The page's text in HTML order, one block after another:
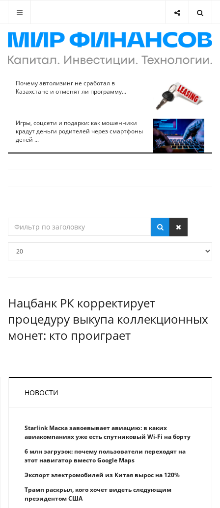
Почему автолизинг не сработал в
Казахстане и отменят ли программу...
Игры, соцсети и подарки: как мошенники
крадут деньги родителей через смартфоны
детей ...
по
Нацбанк РК корректирует
процедуру выкупа коллекционных
монет: кто проиграет
НОВОСТИ
Starlink Маска завоевывает авиацию: в каких
авиакомпаниях уже есть спутниковый Wi-Fi на борту
6 млн загрузок: почему пользователи переходят на
этот навигатор вместо Google Maps
Экспорт электромобилей из Китая вырос на 120%
Трамп раскрыл, кого хочет видеть следующим
президентом США